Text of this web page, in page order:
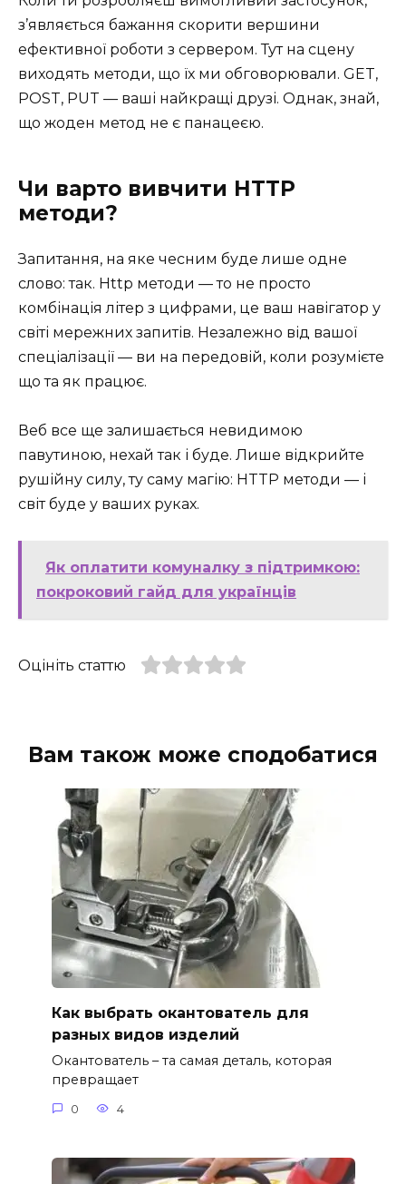
з’являється бажання скорити вершини
ефективної роботи з сервером. Тут на сцену
виходять методи, що їх ми обговорювали. GET,
POST, PUT — ваші найкращі друзі. Однак, знай,
що жоден метод не є панацеєю.
Чи варто вивчити HTTP
методи?
Запитання, на яке чесним буде лише одне
слово: так. Http методи — то не просто
комбінація літер з цифрами, це ваш навігатор у
світі мережних запитів. Незалежно від вашої
спеціалізації — ви на передовій, коли розумієте
що та як працює.
Веб все ще залишається невидимою
павутиною, нехай так і буде. Лише відкрийте
рушійну силу, ту саму магію: HTTP методи — і
світ буде у ваших руках.
Як оплатити комуналку з підтримкою:
покроковий гайд для українців
Оцініть статтю
Вам також може сподобатися
Как выбрать окантователь для
разных видов изделий
Окантователь – та самая деталь, которая
превращает
0 4